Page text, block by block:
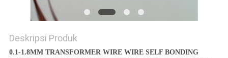
Deskripsi Produk
0.1-1.8MM TRANSFORMER WIRE WIRE SELF BONDING